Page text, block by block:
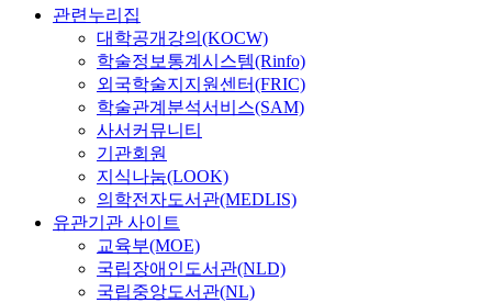
관련누리집
대학공개강의(KOCW)
학술정보통계시스템(Rinfo)
외국학술지지원센터(FRIC)
학술관계분석서비스(SAM)
사서커뮤니티
기관회원
지식나눔(LOOK)
의학전자도서관(MEDLIS)
유관기관 사이트
교육부(MOE)
국립장애인도서관(NLD)
국립중앙도서관(NL)